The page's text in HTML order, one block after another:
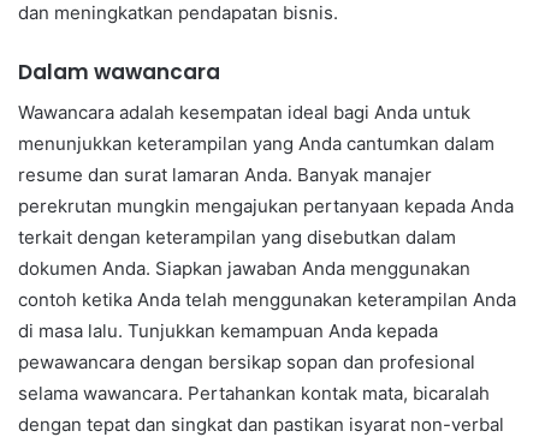
dan meningkatkan pendapatan bisnis.
Dalam wawancara
Wawancara adalah kesempatan ideal bagi Anda untuk
menunjukkan keterampilan yang Anda cantumkan dalam
resume dan surat lamaran Anda. Banyak manajer
perekrutan mungkin mengajukan pertanyaan kepada Anda
terkait dengan keterampilan yang disebutkan dalam
dokumen Anda. Siapkan jawaban Anda menggunakan
contoh ketika Anda telah menggunakan keterampilan Anda
di masa lalu. Tunjukkan kemampuan Anda kepada
pewawancara dengan bersikap sopan dan profesional
selama wawancara. Pertahankan kontak mata, bicaralah
dengan tepat dan singkat dan pastikan isyarat non-verbal